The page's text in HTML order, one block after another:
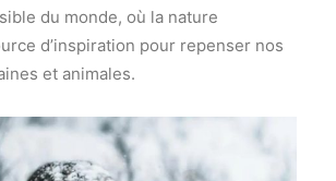
du monde, où la nature
d’inspiration pour repenser nos
et animales.